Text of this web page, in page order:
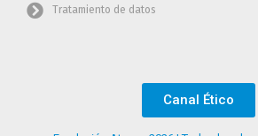
Tratamiento de datos
Canal Ético